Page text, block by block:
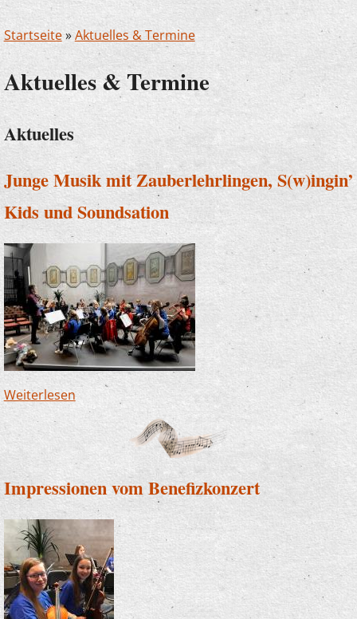
Startseite»Aktuelles & Termine
Aktuelles & Termine
Aktuelles
Junge Musik mit Zauberlehrlingen, S(w)ingin’
Kids und Soundsation
Weiterlesenüber Junge Musik mit Zauberlehrlingen,
S(w)ingin’ Kids und Soundsation
Impressionen vom Benefizkonzert